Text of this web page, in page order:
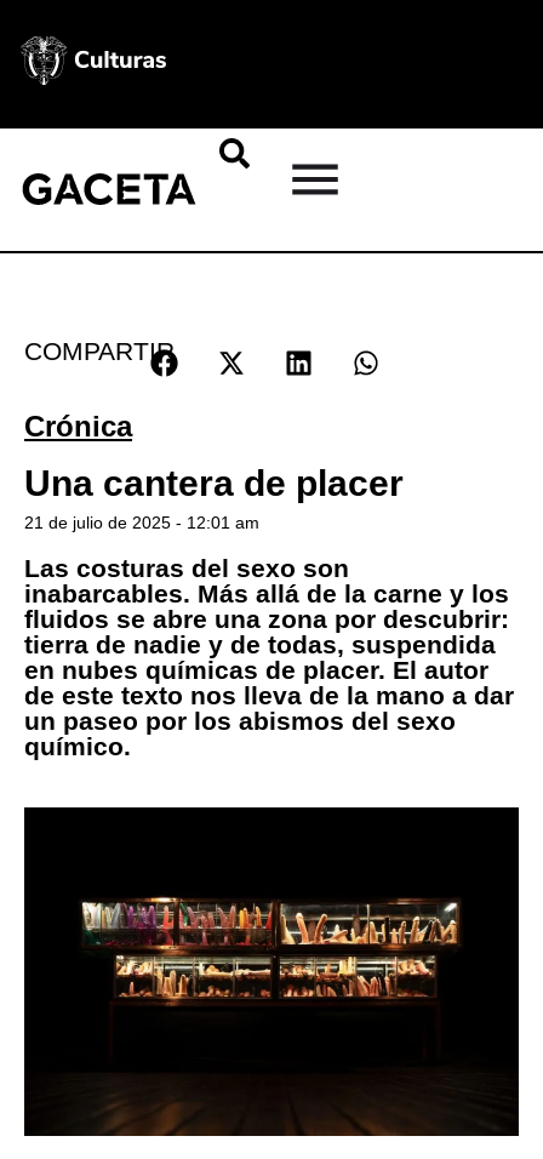
COMPARTIR
Crónica
Una cantera de placer
21 de julio de 2025 - 12:01 am
Las costuras del sexo son
inabarcables. Más allá de la carne y los
fluidos se abre una zona por descubrir:
tierra de nadie y de todas, suspendida
en nubes químicas de placer. El autor
de este texto nos lleva de la mano a dar
un paseo por los abismos del sexo
químico.